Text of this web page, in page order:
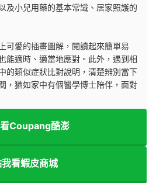
及小兒用藥的基本常識、居家照護的
可愛的插畫圖解，閱讀起來簡單易
能適時、適當地應對。此外，遇到相
的類似症狀比對說明，清楚辨別當下
，猶如家中有個醫學博士陪伴，面對
Coupang酷澎
看蝦皮商城